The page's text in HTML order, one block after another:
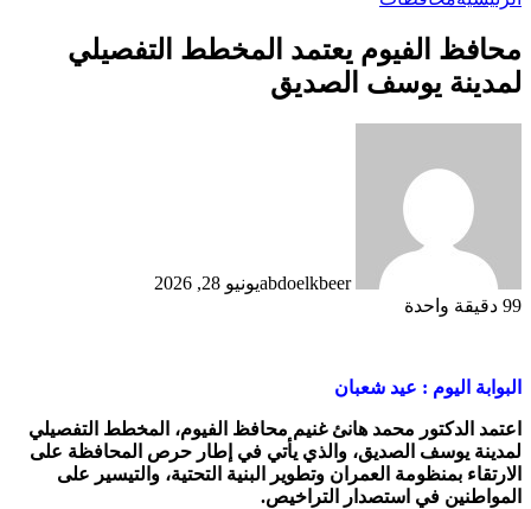
محافظ الفيوم يعتمد المخطط التفصيلي
لمدينة يوسف الصديق
abdoelkbeerيونيو 28, 2026
99 دقيقة واحدة
البوابة اليوم : عيد شعبان
اعتمد الدكتور محمد هانئ غنيم محافظ الفيوم، المخطط التفصيلي
لمدينة يوسف الصديق، والذي يأتي في إطار حرص المحافظة على
الارتقاء بمنظومة العمران وتطوير البنية التحتية، والتيسير على
المواطنين في استصدار التراخيص.